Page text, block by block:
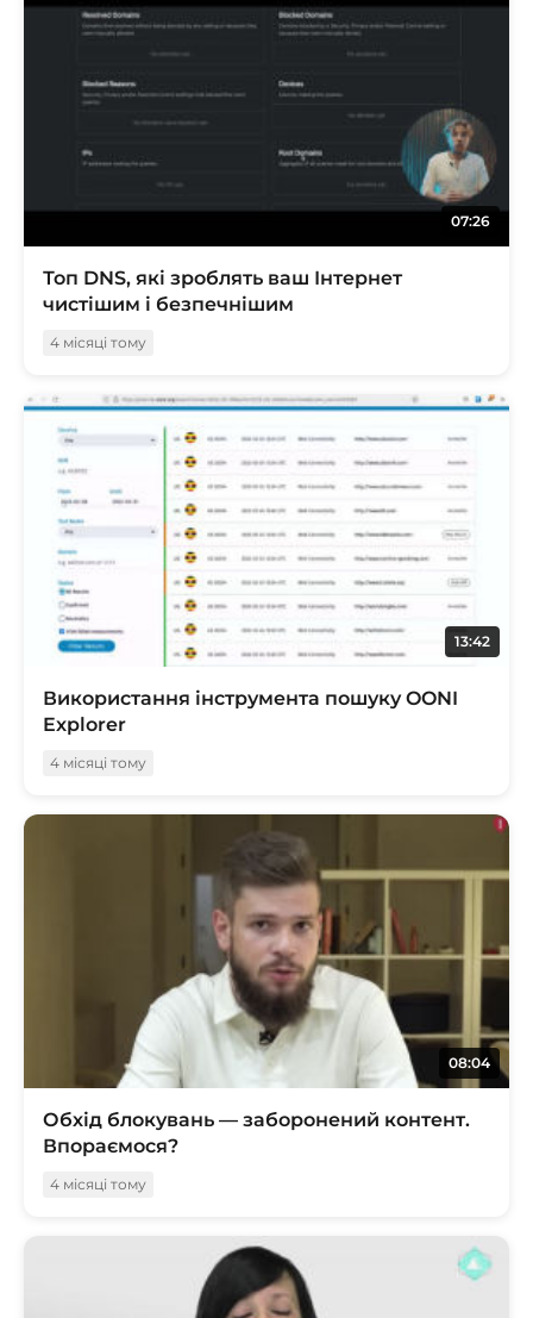
07:26
Топ DNS, які зроблять ваш Інтернет
чистішим і безпечнішим
4 місяці тому
13:42
Використання інструмента пошуку OONI
Explorer
4 місяці тому
08:04
Обхід блокувань — заборонений контент.
Впораємося?
4 місяці тому